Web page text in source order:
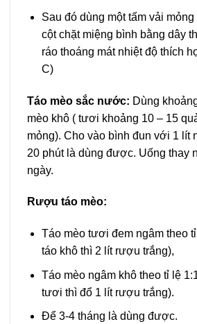
Sau đó dùng một tấm vải
cột chặt miệng bình bằng dây
ráo thoáng mát nhiệt độ thích
C)
Táo mèo sắc nước: Dùng
mèo khô ( tươi khoảng 10 – 15
mỏng). Cho vào bình đun với 1 lít
20 phút là dùng được. Uống thay
ngày.
Rượu táo mèo:
Táo mèo tươi đem ngâm theo
táo khô thì 2 lít rượu trắng),
Táo mèo ngâm khô theo tỉ lệ
tươi thì đổ 1 lít rượu trắng).
Để 3-4 tháng là dùng được.